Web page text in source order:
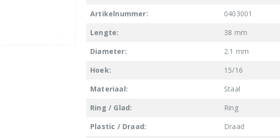
Artikelnummer:
0403001
Lengte:
38 mm
Diameter:
2.1 mm
Hoek:
15/16
Materiaal:
Staal
Ring / Glad:
Ring
Plastic / Draad:
Draad